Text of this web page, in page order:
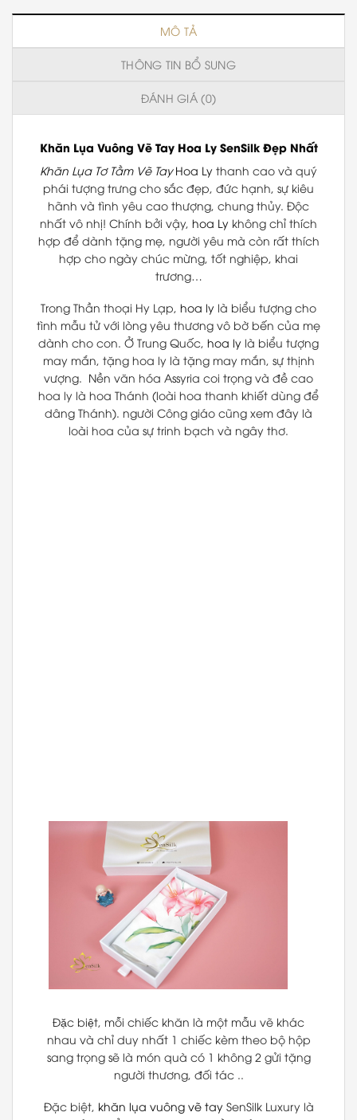
MÔ TẢ
THÔNG TIN BỔ SUNG
ĐÁNH GIÁ (0)
Khăn Lụa Vuông Vẽ Tay Hoa Ly SenSilkĐẹp Nhất
Khăn Lụa Tơ Tằm Vẽ TayHoa Ly thanh cao và quý
phái tượng trưng cho sắc đẹp, đức hạnh, sự kiêu
hãnh và tình yêu cao thượng, chung thủy. Độc
nhất vô nhị! Chính bởi vậy, hoa Ly không chỉ thích
hợp để dành tặng mẹ, người yêu mà còn rất thích
hợp cho ngày chúc mừng, tốt nghiệp, khai
trương…
Trong Thần thoại Hy Lạp, hoa ly là biểu tượng cho
tình mẫu tử với lòng yêu thương vô bờ bến của mẹ
dành cho con. Ở Trung Quốc, hoa ly là biểu tượng
may mắn, tặng hoa ly là tặng may mắn, sự thịnh
vượng. Nền văn hóa Assyria coi trọng và đề cao
hoa ly là hoa Thánh (loài hoa thanh khiết dùng để
dâng Thánh). người Công giáo cũng xem đây là
loài hoa của sự trinh bạch và ngây thơ.
Đặc biệt, mỗi chiếc khăn là một mẫu vẽ khác
nhau và chỉ duy nhất 1 chiếc kèm theo bộ hộp
sang trọng sẽ là món quà có 1 không 2 gửi tặng
người thương, đối tác ..
Đặc biệt, khăn lụa vuông vẽ taySenSilk Luxury là